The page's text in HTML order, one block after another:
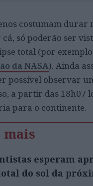
costumam durar
só poderão ser
total (por
da NASA). Ainda
possível observar
a partir das 18h07
para o continente.
mais
esperam
do sol da